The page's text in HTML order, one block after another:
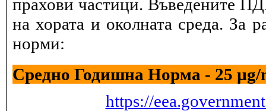
прахови частици. Въведените
на хората и околната среда. За
норми:
Средно Годишна Норма - 25 µg/
https://